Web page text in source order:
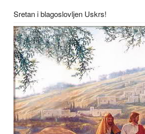
Sretan i blagoslovljen Uskrs!